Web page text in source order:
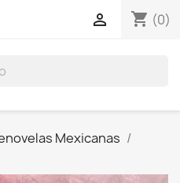
shopping_cart (0)

Mexicanas